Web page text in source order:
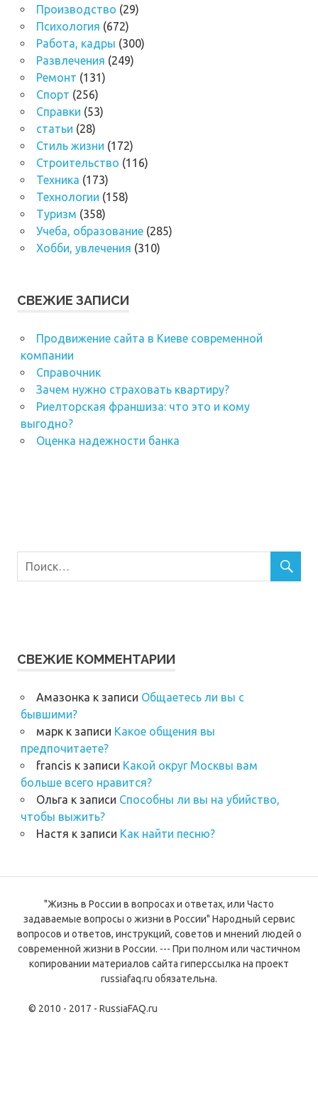
Производство (29)
Психология (672)
Работа, кадры (300)
Развлечения (249)
Ремонт (131)
Спорт (256)
Справки (53)
статьи (28)
Стиль жизни (172)
Строительство (116)
Техника (173)
Технологии (158)
Туризм (358)
Учеба, образование(285)
Хобби, увлечения (310)
СВЕЖИЕ ЗАПИСИ
Продвижение сайта в Киеве современной
компании
Справочник
Зачем нужно страховать квартиру?
Риелторская франшиза: что это и кому
выгодно?
Оценка надежности банка
СВЕЖИЕ КОММЕНТАРИИ
Амазонка к записи Общаетесь ли вы с
бывшими?
маркк записи Какое общения вы
предпочитаете?
francis к записи Какой округ Москвы вам
больше всего нравится?
Ольга к записи Способны ли вы на убийство,
чтобы выжить?
Настя к записи Как найти песню?
"Жизнь в России в вопросах и ответах, или Часто
задаваемые вопросы о жизни в России" Народный сервис
вопросов и ответов, инструкций, советов и мнений людей о
современной жизни в России. --- При полном или частичном
копировании материалов сайта гиперссылка на проект
russiafaq.ru обязательна.
© 2010 - 2017 - RussiaFAQ.ru